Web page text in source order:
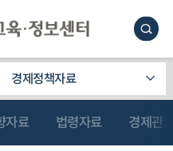
경제정책자료
자료 법령자료 경제관